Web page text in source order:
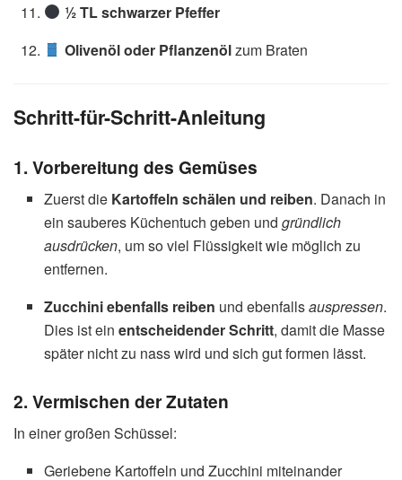
½ TL schwarzer Pfeffer
Olivenöl oder Pflanzenölzum Braten
Schritt-für-Schritt-Anleitung
1. Vorbereitung des Gemüses
Zuerst die Kartoffeln schälen und reiben. Danach in
ein sauberes Küchentuch geben undgründlich
ausdrücken, um so viel Flüssigkeit wie möglich zu
entfernen.
Zucchini ebenfalls reiben und ebenfallsauspressen.
Dies ist einentscheidender Schritt, damit die Masse
später nicht zu nass wird und sich gut formen lässt.
2. Vermischen der Zutaten
In einer großen Schüssel:
Geriebene Kartoffeln und Zucchini miteinander